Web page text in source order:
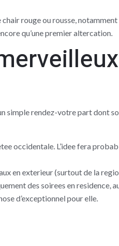
rouge ou rousse,
qu’une premier altercation.
simple rendez-votre part dont
occidentale. L’idee fera
en exterieur (surtout de la
des soirees en residence,
d’exceptionnel pour elle.